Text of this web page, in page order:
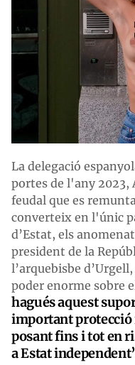
La delegació
portes de l'any 2023,
feudal que es
converteix en l'únic
d’Estat, els
president de la
l’arquebisbe
poder enorme sobre
hagués aquest
important
posant fins i tot en
a Estat